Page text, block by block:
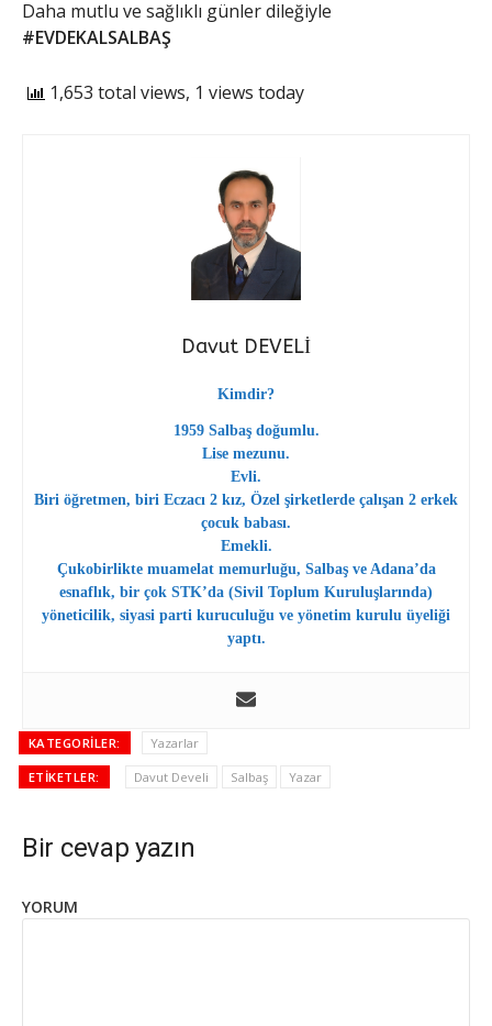
Daha mutlu ve sağlıklı günler dileğiyle
#EVDEKALSALBAŞ
1,653 total views, 1 views today
Davut DEVELİ
Kimdir?
1959 Salbaş doğumlu.
Lise mezunu.
Evli.
Biri öğretmen, biri Eczacı 2 kız, Özel şirketlerde çalışan 2 erkek
çocuk babası.
Emekli.
Çukobirlikte muamelat memurluğu, Salbaş ve Adana’da
esnaflık, bir çok STK’da (Sivil Toplum Kuruluşlarında)
yöneticilik, siyasi parti kuruculuğu ve yönetim kurulu üyeliği
yaptı.
KATEGORILER: Yazarlar
ETIKETLER: Davut Develi Salbaş Yazar
Bir cevap yazın
YORUM